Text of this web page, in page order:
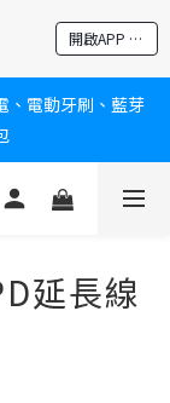
開啟APP 享隱藏優惠
無極限
無極限
、電動牙刷、藍芽
級冰霧，一秒開
無極限延長線